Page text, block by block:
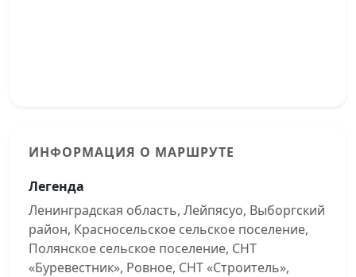
ИНФОРМАЦИЯ О МАРШРУТЕ
Легенда
Ленинградская область, Лейпясуо, Выборгский
район, Красносельское сельское поселение,
Полянское сельское поселение, СНТ
«Буревестник», Ровное, СНТ «Строитель»,